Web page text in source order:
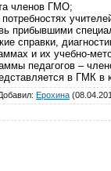
членов ГМО;
прибывшими
справки,
и их учебно-
педагогов –
в ГМК в
: Ерохина